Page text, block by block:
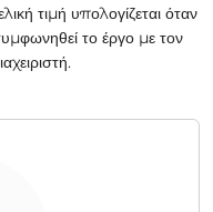
τιμή υπολογίζεται όταν
το έργο με τον